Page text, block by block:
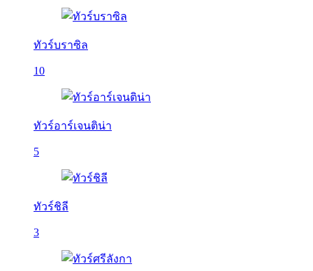
ทัวร์บราซิล
10
ทัวร์อาร์เจนติน่า
5
ทัวร์ชิลี
3